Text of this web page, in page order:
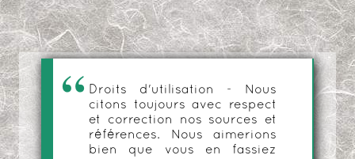
Droits d'utilisation - Nous
citons toujours avec respect
et correction nos sources et
références. Nous aimerions
bien que vous en fassiez